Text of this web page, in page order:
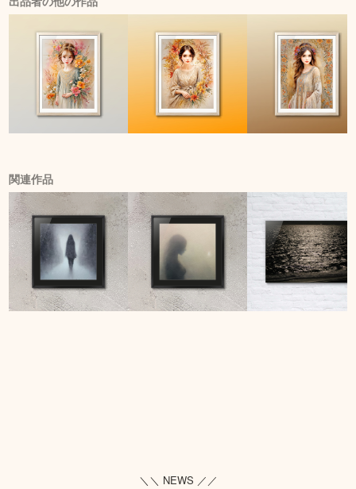
関連作品
＼＼ NEWS ／／